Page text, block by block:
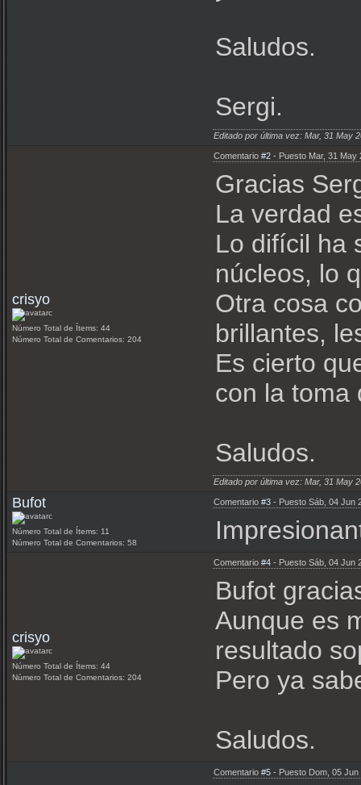
Saludos.
Sergi.
Editado por última vez: Mar, 31 May
crisyo
Número Total de Ítems: 44
Número Total de Comentarios: 204
Comentario #2 - Puesto Mar, 31 May
Gracias
La verdad
Lo difícil ha
núcleos, lo
Otra cosa
brillantes,
Es cierto
con la toma
Saludos.
Editado por última vez: Mar, 31 May
Bufot
Número Total de Ítems: 11
Número Total de Comentarios: 58
Comentario #3 - Puesto Sáb, 04 Jun
crisyo
Número Total de Ítems: 44
Número Total de Comentarios: 204
Comentario #4 - Puesto Sáb, 04 Jun
Bufot
Aunque es
resultado
Pero ya
Saludos.
Comentario #5 - Puesto Dom, 05 Jun